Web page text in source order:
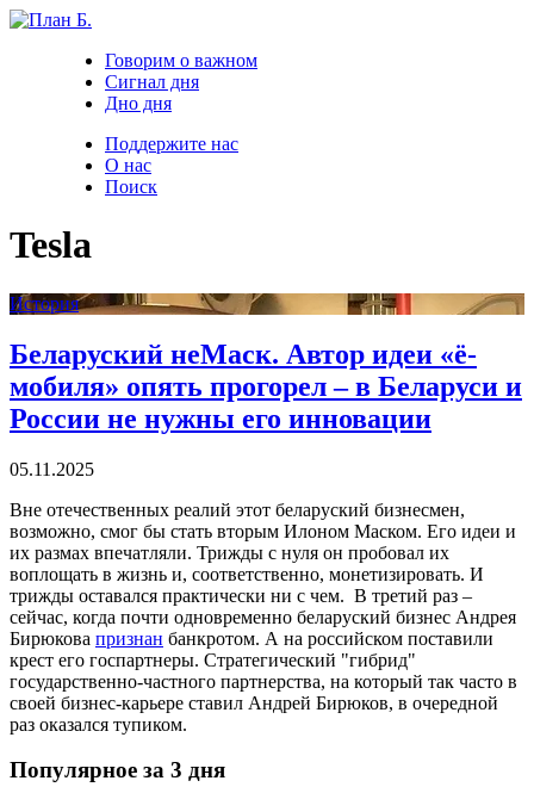
Говорим о важном
Сигнал дня
Дно дня
Поддержите нас
О нас
Поиск
Tesla
История
Беларуский неМаск. Автор идеи «ё-
мобиля» опять прогорел – в Беларуси и
России не нужны его инновации
05.11.2025
Вне отечественных реалий этот беларуский бизнесмен,
возможно, смог бы стать вторым Илоном Маском. Его идеи и
их размах впечатляли. Трижды с нуля он пробовал их
воплощать в жизнь и, соответственно, монетизировать. И
трижды оставался практически ни с чем. В третий раз –
сейчас, когда почти одновременно беларуский бизнес Андрея
Бирюкова признан банкротом. А на российском поставили
крест его госпартнеры. Стратегический "гибрид"
государственно-частного партнерства, на который так часто в
своей бизнес-карьере ставил Андрей Бирюков, в очередной
раз оказался тупиком.
Популярное за 3 дня